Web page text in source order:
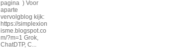
pagina ) Voor
aparte
vervolgblog kijk:
https://simplexion
isme.blogspot.co
m/?m=1 Grok,
ChatDTP, C...